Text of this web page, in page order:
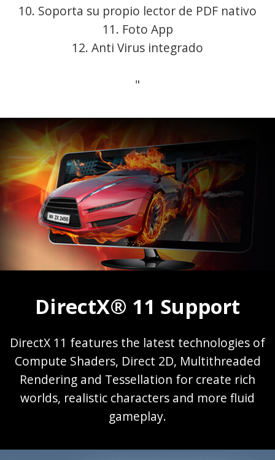
10. Soporta su propio lector de PDF nativo
11. Foto App
12. Anti Virus integrado
"
DirectX® 11 Support
DirectX 11 features the latest technologies of
Compute Shaders, Direct 2D, Multithreaded
Rendering and Tessellation for create rich
worlds, realistic characters and more fluid
gameplay.